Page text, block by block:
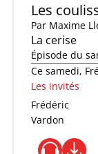
Les
Par Maxime
La cerise
Épisode du
Ce samedi,
Les invités
Frédéric
Vardon